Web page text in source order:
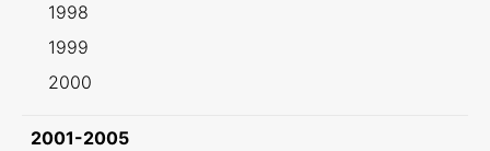
1998
1999
2000
2001-2005